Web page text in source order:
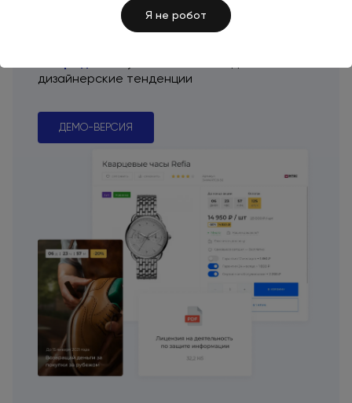
Я не робот
готовое решение, основываясь
на маркетинговыхисследованиях, поэтому
дизайнерские тенденции
ДЕМО-ВЕРСИЯ